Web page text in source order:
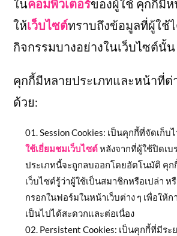
ในคอมพิวเตอร์ของผู้ใช้ คุกกี้มี
ให้เว็บไซต์ทราบถึงข้อมูลที่ผู้ใช้
กิจกรรมบางอย่างในเว็บไซต์นั้น
คุกกี้มีหลายประเภทและหน้าที่ต่
ด้วย:
Session Cookies: เป็นคุกกี้ที่จัดเก็
ใช้เยี่ยมชมเว็บไซต์หลังจากที่ผู้ใช้ปิดเบ
ประเภทนี้จะถูกลบออกโดยอัตโนมัติ คุ
เว็บไซต์รู้ว่าผู้ใช้เป็นสมาชิกหรือเปล่า ห
กรอกในฟอร์มในหน้าเว็บต่าง ๆ เพื่อให้ก
เป็นไปได้สะดวกและต่อเนื่อง
Persistent Cookies: เป็นคุกกี้ที่มีระ